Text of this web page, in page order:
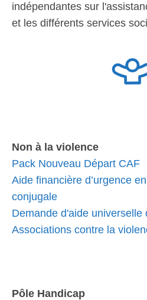
indépendantes sur
et les différents services
Non à la violence
Pack Nouveau Départ CAF
Aide financière d’urgence
conjugale
Demande d'aide universelle
Associations contre la
Pôle Handicap